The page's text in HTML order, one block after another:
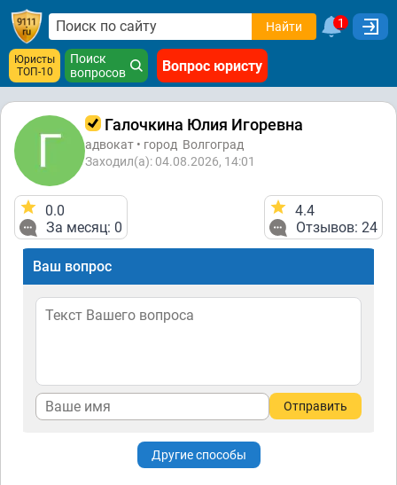
Найти 1
Юристы
ТОП-10
Поиск
вопросов
Вопрос юристу
Галочкина Юлия Игоревна
адвокат • город Волгоград
Заходил(а): 04.08.2026, 14:01
0.0
За месяц: 0
4.4
Отзывов: 24
Ваш вопрос
Отправить
Другие способы